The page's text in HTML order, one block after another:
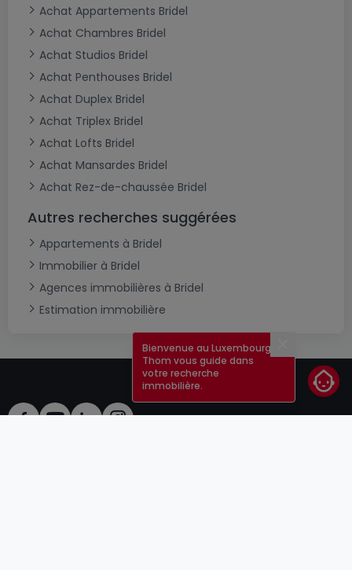
Achat Appartements Bridel
Achat Chambres Bridel
Achat Studios Bridel
Achat Penthouses Bridel
Achat Duplex Bridel
Achat Triplex Bridel
Achat Lofts Bridel
Achat Mansardes Bridel
Achat Rez-de-chaussée Bridel
Autres recherches suggérées
Appartements à Bridel
Immobilier à Bridel
Agences immobilières à Bridel
Estimation immobilière
Bienvenue au Luxembourg !
Thom vous guide dans
votre recherche
immobilière.